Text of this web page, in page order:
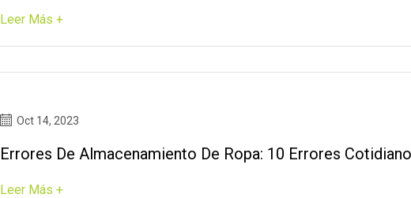
Leer Más +
Oct 14, 2023
Errores De Almacenamiento De Ropa: 10 Errores
Leer Más +